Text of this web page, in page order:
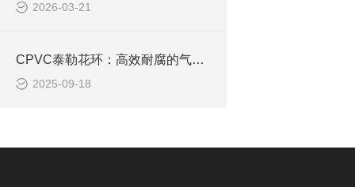
2026-03-21
CPVC泰勒花环：高效耐腐的气液传质利器
2025-09-18